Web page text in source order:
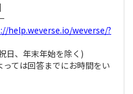
help.weverse.io/weverse/?
日、年末年始を除く)
ては回答までにお時間をい